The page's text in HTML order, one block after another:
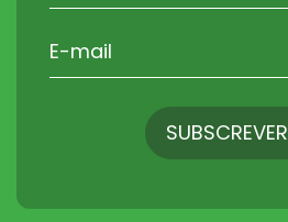
SUBSCREVERSUBSCREVER